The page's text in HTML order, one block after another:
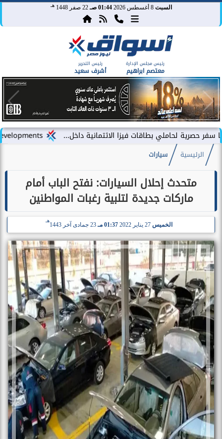
السبت 8 أغسطس 2026 01:44 صـ 22 صفر 1448 هـ
رئيس مجلس الإدارة
معتصم ابراهيم
رئيس التحرير
أشرف سعيد
LARZ Developments تطلق رؤيتها الجديدة لتقديم مفهوم متكامل للتطوير العقاري في مصر بطاقات فيزا الائتمانية داخل...
الرئيسية سيارات
متحدث إحلال السيارات: نفتح الباب أمام
ماركات جديدة لتلبية رغبات المواطنين
الخميس 01:37 مـ 23 جمادى آخر 1443
هـ